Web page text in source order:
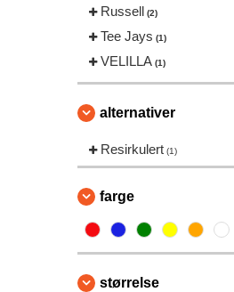
Russell (2)
Tee Jays (1)
VELILLA (1)
alternativer
Resirkulert (1)
farge
størrelse